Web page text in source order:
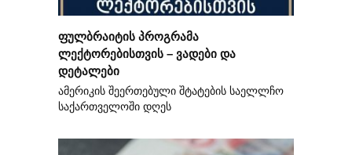
ფულბრაიტის პროგრამა
ლექტორებისთვის – ვადები და
დეტალები
ამერიკის შეერთებული შტატების საელლჩო
საქართველოში დღეს